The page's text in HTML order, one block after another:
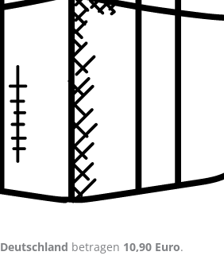
Deutschland betragen 10,90 Euro.